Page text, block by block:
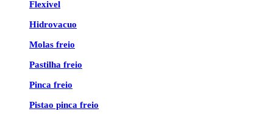
Flexivel
Hidrovacuo
Molas freio
Pastilha freio
Pinca freio
Pistao pinca freio